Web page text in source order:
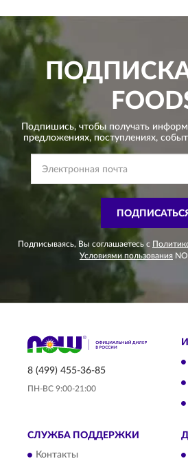
Подпишись, чтобы получать
предложениях, поступлениях,
Подписываясь, Вы соглашаетесь с
Условиями пользования
8 (499) 455-36-85
ПН-ВС 9:00-21:00
СЛУЖБА ПОДДЕРЖКИ
Контакты